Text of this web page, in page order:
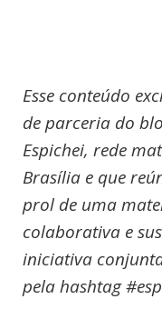
Esse conteúdo
de parceria do
Espichei, rede
Brasília e que
prol de uma
colaborativa e
iniciativa
pela hashtag